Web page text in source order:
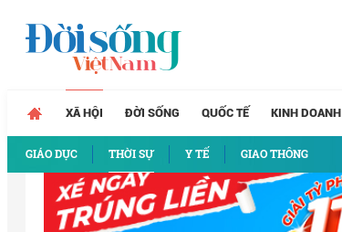
XÃ HỘI
GIÁO DỤC THỜI SỰ Y TẾ GIAO THÔNG
ĐỜI SỐNG QUỐC TẾ KINH DOANH